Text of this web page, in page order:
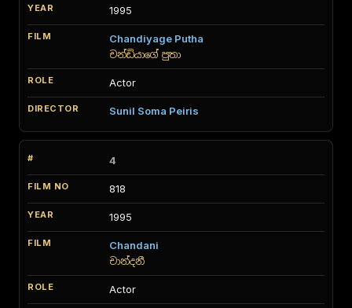
1995
Chandiyage Putha
චන්ඩියාගේ පුතා
Actor
Sunil Soma Peiris
4
818
1995
Chandani
චාන්දනී
Actor